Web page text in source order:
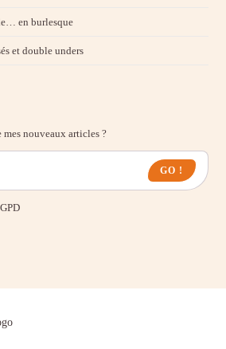
en burlesque
et double unders
nouveaux articles ?
GO !